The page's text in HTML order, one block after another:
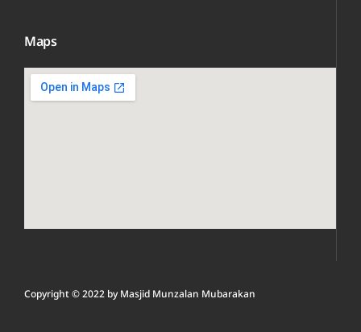
Maps
Copyright © 2022 byMasjid Munzalan Mubarakan